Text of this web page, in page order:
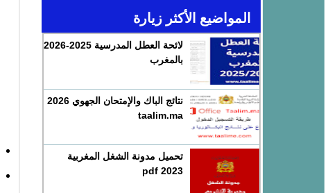
المواضيع الأكثر زيارة
لائحة العطل المدرسية 2025-2026
بالمغرب
نتائج الباك والإمتحان الجهوي 2026
taalim.ma
تحميل مدونة الشغل المغربية
2023 pdf